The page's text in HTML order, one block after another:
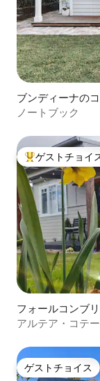
ブンディーナの
ノートブック
大好評のゲスト
ゲストチョイ
フォールコンブ
アルテア・コテ
ゲストチョイス
ゲストチョイス